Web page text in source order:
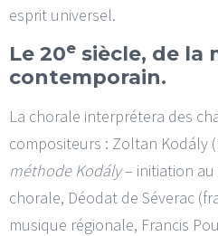
esprit universel.
Le 20e siècle, de la
contemporain.
La chorale interprétera des
compositeurs : Zoltan Kodály
méthode Kodály– initiation
chorale, Déodat de Séverac
musique régionale, Francis